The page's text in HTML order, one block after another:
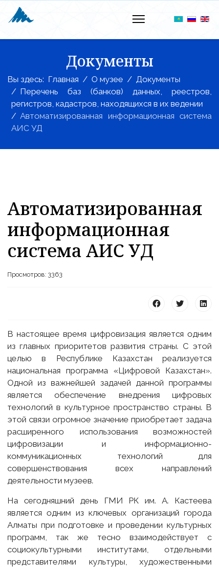
Документы
Вы здесь: Главная О музее
Документы
Перечень баз (банков) данных, реестров,
регистров, кадастров, находящихся в их ведении
Автоматизированная информационная система
АИС УД
Автоматизированная
информационная
система АИС УД
Просмотров: 3363
В настоящее время цифровизация является одним
из главных приоритетов развития страны. С этой
целью в Республике Казахстан реализуется
национальная программа «Цифровой Казахстан».
Одной из важнейшей задачей данной программы
является обеспечение внедрения цифровых
технологий в культурное пространство страны. В
этой связи огромное значение приобретает задача
расширенного использования возможностей
цифровизации и информационно-
коммуникационных технологий для
совершенствования всех направлений
деятельности музеев.
На сегодняшний день ГМИ РК им. А. Кастеева
является одним из ключевых организаций города
Алматы при подготовке и проведении культурных
программ, так же тесно взаимодействует с
социокультурными институтами, отдельными
представителями культуры, художественными